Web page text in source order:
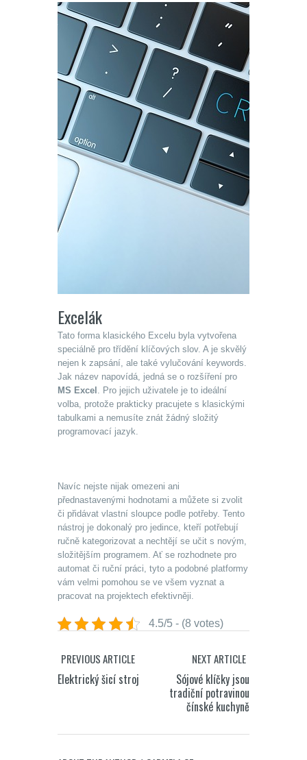
Excelák
Tato forma klasického Excelu byla vytvořena
speciálně pro třídění klíčových slov. A je skvělý
nejen k zapsání, ale také vylučování keywords.
Jak název napovídá, jedná se o rozšíření pro
MS Excel . Pro jejich uživatele je to ideální
volba, protože prakticky pracujete s klasickými
tabulkami a nemusíte znát žádný složitý
programovací jazyk.
Navíc nejste nijak omezeni ani
přednastavenými hodnotami a můžete si zvolit
či přidávat vlastní sloupce podle potřeby. Tento
nástroj je dokonalý pro jedince, kteří potřebují
ručně kategorizovat a nechtějí se učit s novým,
složitějším programem. Ať se rozhodnete pro
automat či ruční práci, tyto a podobné platformy
vám velmi pomohou se ve všem vyznat a
pracovat na projektech efektivněji.
4.5/5 - (8 votes)
PREVIOUS ARTICLE
Elektrický šicí stroj
NEXT ARTICLE
Sójové klíčky jsou
tradiční potravinou
čínské kuchyně